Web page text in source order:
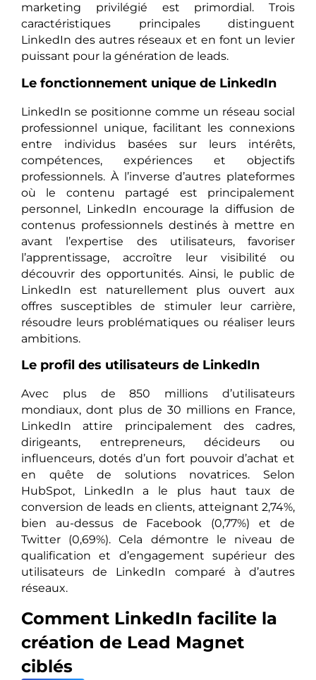
marketing privilégié est primordial. Trois
caractéristiques principales distinguent
LinkedIn des autres réseaux et en font un levier
puissant pour la génération de leads.
Le fonctionnement unique de LinkedIn
LinkedIn se positionne comme un réseau social
professionnel unique, facilitant les connexions
entre individus basées sur leurs intérêts,
compétences, expériences et objectifs
professionnels. À l’inverse d’autres plateformes
où le contenu partagé est principalement
personnel, LinkedIn encourage la diffusion de
contenus professionnels destinés à mettre en
avant l’expertise des utilisateurs, favoriser
l’apprentissage, accroître leur visibilité ou
découvrir des opportunités. Ainsi, le public de
LinkedIn est naturellement plus ouvert aux
offres susceptibles de stimuler leur carrière,
résoudre leurs problématiques ou réaliser leurs
ambitions.
Le profil des utilisateurs de LinkedIn
Avec plus de 850 millions d’utilisateurs
mondiaux, dont plus de 30 millions en France,
LinkedIn attire principalement des cadres,
dirigeants, entrepreneurs, décideurs ou
influenceurs, dotés d’un fort pouvoir d’achat et
en quête de solutions novatrices. Selon
HubSpot, LinkedIn a le plus haut taux de
conversion de leads en clients, atteignant 2,74%,
bien au-dessus de Facebook (0,77%) et de
Twitter (0,69%). Cela démontre le niveau de
qualification et d’engagement supérieur des
utilisateurs de LinkedIn comparé à d’autres
réseaux.
Comment LinkedIn facilite la
création de Lead Magnet
ciblés